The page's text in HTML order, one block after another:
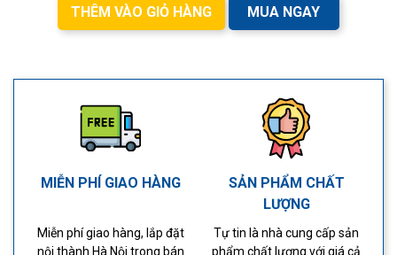
THÊM VÀO GIỎ HÀNG MUA NGAY
MIỄN PHÍ GIAO HÀNG
Miễn phí giao hàng, lắp đặt
nội thành Hà Nội trong bán
SẢN PHẨM CHẤT
LƯỢNG
Tự tin là nhà cung cấp sản
phẩm chất lượng với giá cả